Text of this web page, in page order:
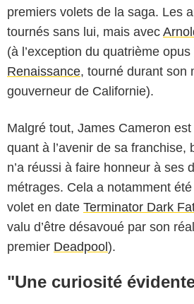
premiers volets de la saga. Les
tournés sans lui, mais avec
(à l’exception du quatrième opus
Renaissance, tourné durant son
gouverneur de Californie).
Malgré tout, James Cameron
quant à l’avenir de sa franchise,
n’a réussi à faire honneur à ses
métrages. Cela a notamment
volet en date Terminator Dark
valu d’être désavoué par son
premier Deadpool).
"Une curiosité